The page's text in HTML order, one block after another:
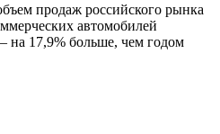
продаж российского рынка
автомобилей
на 17,9% больше, чем годом